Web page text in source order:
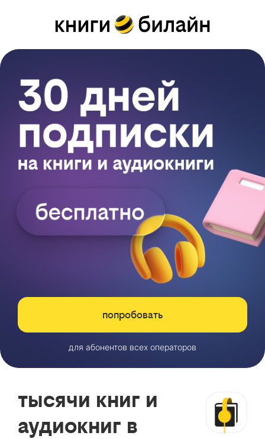
попробовать
для абонентов всех операторов
тысячи книг и
аудиокниг в